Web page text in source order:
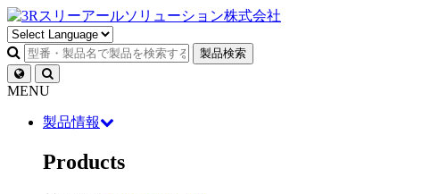
製品検索
MENU
製品情報
Products